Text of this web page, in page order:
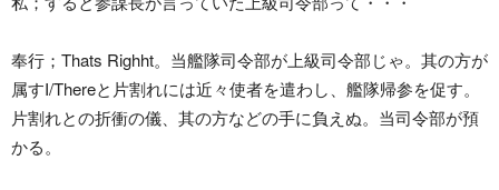
奉行；Thats Righht。当艦隊司令部が上級司令部じゃ。其の方が
属すI/Thereと片割れには近々使者を遣わし、艦隊帰参を促す。
片割れとの折衝の儀、其の方などの手に負えぬ。当司令部が預
かる。